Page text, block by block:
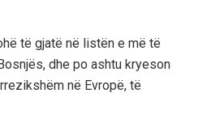
të gjatë në listën e më të
dhe po ashtu kryeson
në Evropë, të